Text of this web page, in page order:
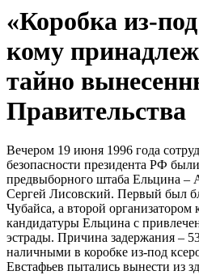
«Коробка из-
кому
тайно
Правительства
Вечером 19 июня 1996 года
безопасности президента РФ
предвыборного штаба Ельцина –
Сергей Лисовский. Первый был
Чубайса, а второй
кандидатуры Ельцина с
эстрады. Причина задержания –
наличными в коробке из-под
Евстафьев пытались вынести из